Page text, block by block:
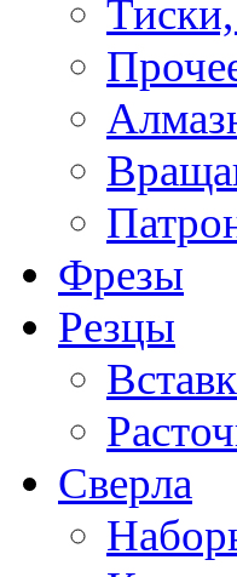
Фрезы
Резцы
Сверла